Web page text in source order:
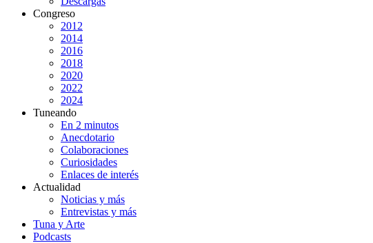
Congreso
2012
2014
2016
2018
2020
2022
2024
Tuneando
En 2 minutos
Anecdotario
Colaboraciones
Curiosidades
Enlaces de interés
Actualidad
Noticias y más
Entrevistas y más
Tuna y Arte
Podcasts